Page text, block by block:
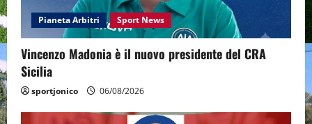
Pianeta Arbitri Sport News
Vincenzo Madonia è il nuovo presidente del CRA
Sicilia
sportjonico 06/08/2026